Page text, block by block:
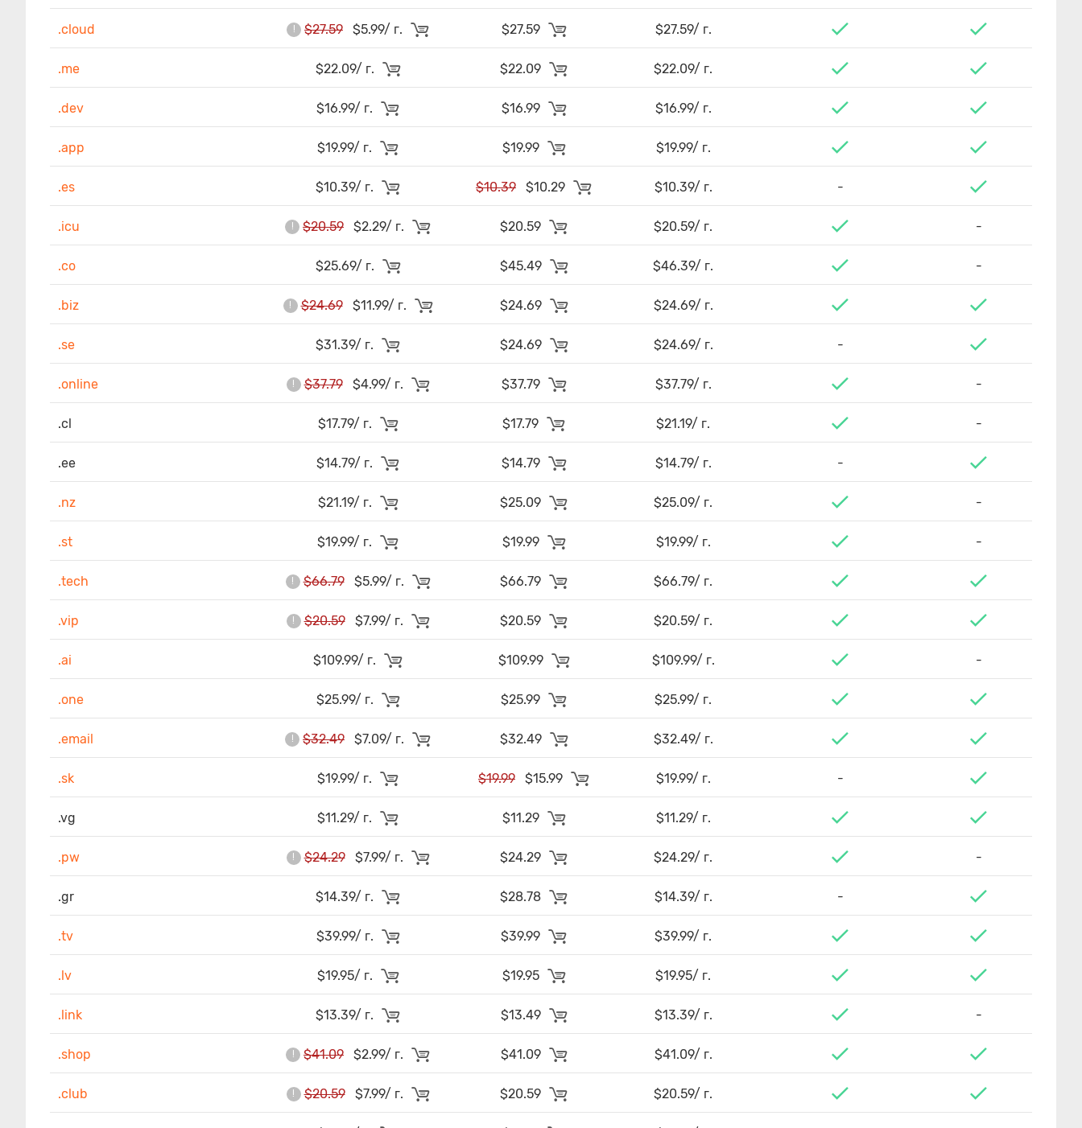
.cloud ! $27.59 $5.99/ г. $27.59 $27.59/ г.
.me $22.09/ г. $22.09 $22.09/ г.
.dev $16.99/ г. $16.99 $16.99/ г.
.app $19.99/ г. $19.99 $19.99/ г.
.es $10.39/ г. $10.39 $10.29 $10.39/ г. -
.icu ! $20.59 $2.29/ г. $20.59 $20.59/ г. -
.co $25.69/ г. $45.49 $46.39/ г. -
.biz ! $24.69$11.99/ г. $24.69 $24.69/ г.
.se $31.39/ г. $24.69 $24.69/ г. -
.online ! $37.79$4.99/ г. $37.79 $37.79/ г. -
.cl $17.79/ г. $17.79 $21.19/ г. -
.ee $14.79/ г. $14.79 $14.79/ г. -
.nz $21.19/ г. $25.09 $25.09/ г. -
.st $19.99/ г. $19.99 $19.99/ г. -
.tech ! $66.79$5.99/ г. $66.79 $66.79/ г.
.vip ! $20.59$7.99/ г. $20.59 $20.59/ г.
.ai $109.99/ г. $109.99 $109.99/ г. -
.one $25.99/ г. $25.99 $25.99/ г.
.email ! $32.49 $7.09/ г. $32.49 $32.49/ г.
.sk $19.99/ г. $19.99 $15.99 $19.99/ г. -
.vg $11.29/ г. $11.29 $11.29/ г.
.pw ! $24.29$7.99/ г. $24.29 $24.29/ г. -
.gr $14.39/ г. $28.78 $14.39/ г. -
.tv $39.99/ г. $39.99 $39.99/ г.
.lv $19.95/ г. $19.95 $19.95/ г.
.link $13.39/ г. $13.49 $13.39/ г. -
.shop ! $41.09 $2.99/ г. $41.09 $41.09/ г.
.club ! $20.59$7.99/ г. $20.59 $20.59/ г.